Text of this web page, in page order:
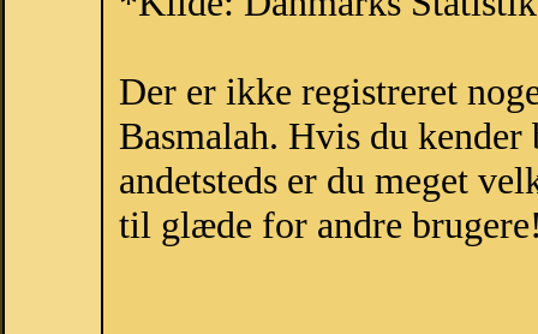
Der er ikke registreret
Basmalah. Hvis du
andetsteds er du meget
til glæde for andre